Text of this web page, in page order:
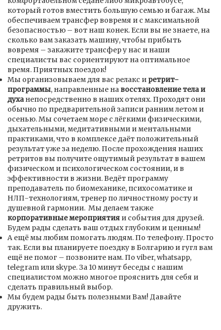
который готов вместить большую семью и багаж. Мы
обеспечиваем трансфер вовремя и с максимальной
безопасностью – вот наш конек. Если вы не знаете, на
сколько вам заказать машину, чтобы прибыть
вовремя – закажите трансфер у нас и наши
специалисты вас сориентируют на оптимальное
время. Приятных поездок!
Мы организовываем для вас релакс и ретрит-
программы, направленные на восстановление тела и
духанепосредственно в наших отелях. Проходят они
обычно по предварительной записи ранним летом и
осенью. Мы сочетаем море с лёгкими физическими,
дыхательными, медитативными и ментальными
практиками, что в комплексе даёт положительный
результат уже за неделю. После прохождения наших
ретритов вы получите ощутимый результат в вашем
физическом и психологическом состоянии, и в
эффективности в жизни. Ведёт программу
преподаватель по биомеханике, психосоматике и
НЛП-технологиям, тренер по личностному росту и
душевной гармонии. Мы делаем также
корпоративные мероприятия и события для друзей.
Будем рады сделать ваш отдых глубоким и ценным!
А ещё мы любим помогать людям. По телефону. Просто
так. Если вы планируете поездку в Болгарию и гугл вам
ещё не помог – позвоните нам. По viber, whatsapp,
telegram или skype. За 10 минут беседы с нашим
специалистом можно многое прояснить для себя и
сделать правильный выбор.
Мы будем рады быть полезными Вам! Давайте
дружить.